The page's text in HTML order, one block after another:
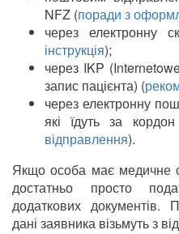
NFZ (поради з
через електронну
інструкція);
через IKP
запис пацієнта) (
через електронну
які їдуть за
відправлення).
Якщо особа має медичне
достатньо просто
додаткових документів.
дані заявника візьмуть з